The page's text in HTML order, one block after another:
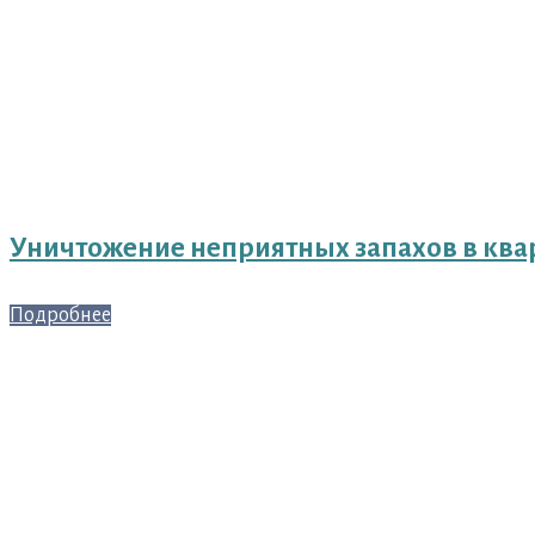
Уничтожение неприятных запахов в
Подробнее